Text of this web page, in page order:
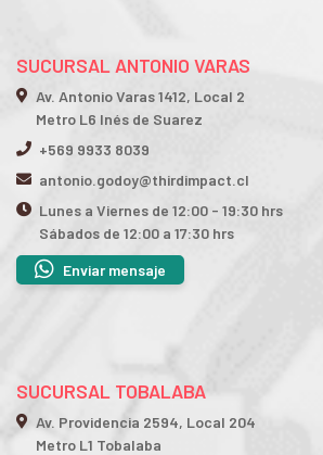
SUCURSAL ANTONIO VARAS
Av. Antonio Varas 1412, Local 2
Metro L6 Inés de Suarez
+569 9933 8039
antonio.godoy@thirdimpact.cl
Lunes a Viernes de 12:00 - 19:30 hrs
Sábados de 12:00 a 17:30 hrs
Enviar mensaje
SUCURSAL TOBALABA
Av. Providencia 2594, Local 204
Metro L1 Tobalaba